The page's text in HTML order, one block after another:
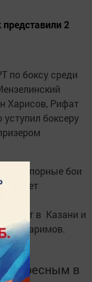
представили 2
по боксу среди
Харисов, Рифат
боксеру
упорные бои
будет
в Казани и
Каримов.
в